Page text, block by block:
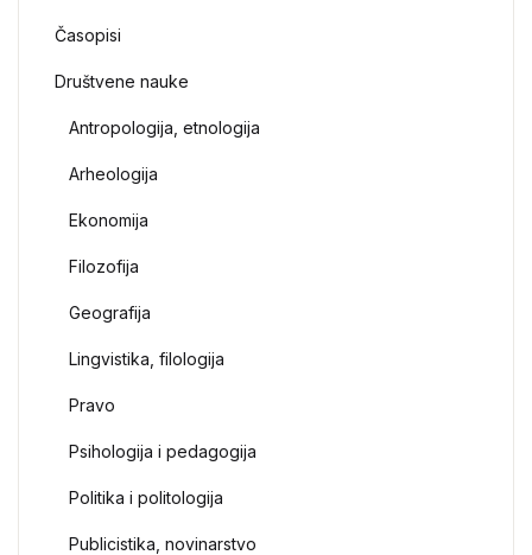
Časopisi
Društvene nauke
Antropologija, etnologija
Arheologija
Ekonomija
Filozofija
Geografija
Lingvistika, filologija
Pravo
Psihologija i pedagogija
Politika i politologija
Publicistika, novinarstvo